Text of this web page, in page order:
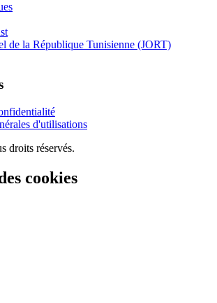
de la République Tunisienne (JORT)
d'utilisations
droits réservés.
cookies